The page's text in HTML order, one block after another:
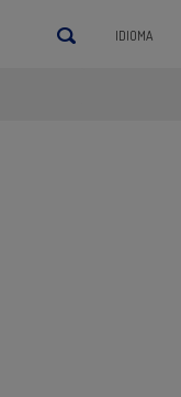
IDIOMA